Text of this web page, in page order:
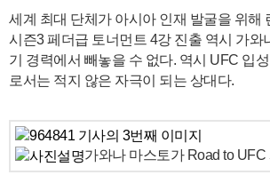
세계 최대 단체가 아시아 인재 발굴을 위해
시즌3 페더급 토너먼트 4강 진출 역시 가와
기 경력에서 빼놓을 수 없다. 역시 UFC 입
로서는 적지 않은 자극이 되는 상대다.
가와나 마스토가 Road to